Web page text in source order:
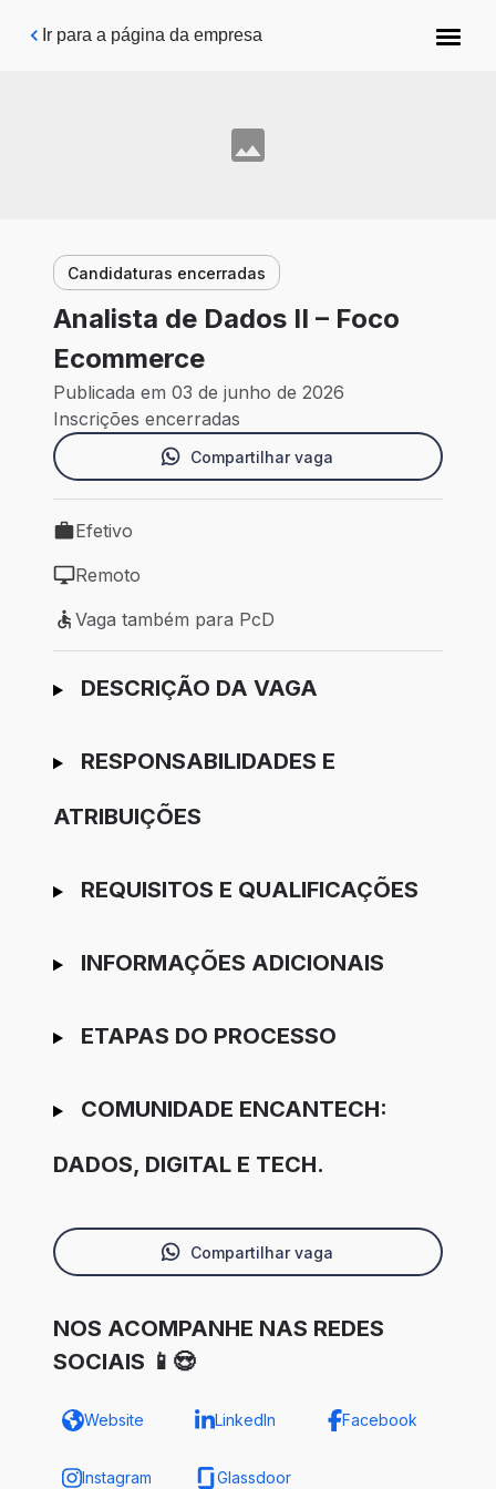
Pular para o conteúdo principal
Ir para a página da empresa
Candidaturas encerradas
Analista de Dados II – Foco
Ecommerce
Publicada em 03 de junho de 2026
Inscrições encerradas
Compartilhar vaga
Tipo de vaga: Efetivo
Efetivo
Modelo de trabalho: Remoto
Remoto
Vaga também para PcD
Vaga também para PcD
Ir para candidatura
DESCRIÇÃO DA VAGA
RESPONSABILIDADES E
ATRIBUIÇÕES
REQUISITOS E QUALIFICAÇÕES
INFORMAÇÕES ADICIONAIS
ETAPAS DO PROCESSO
COMUNIDADE ENCANTECH:
DADOS, DIGITAL E TECH.
Compartilhar vaga
NOS ACOMPANHE NAS REDES
SOCIAIS 📱😍
Website LinkedIn Facebook
Instagram Glassdoor